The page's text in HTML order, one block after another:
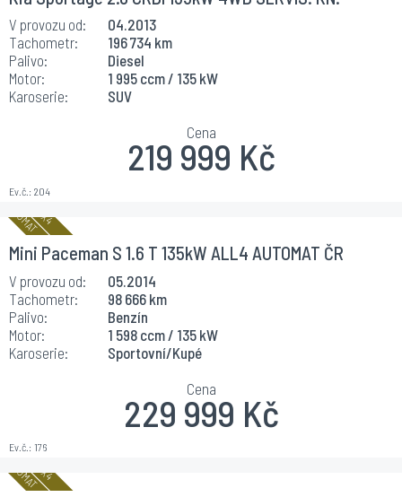
V provozu od:
04.2013
Tachometr:
196 734 km
Palivo:
Diesel
Motor:
1 995 ccm / 135 kW
Karoserie:
SUV
Ev.č.: 204
Cena
219 999 Kč
Mini Paceman S 1.6 T 135kW ALL4 AUTOMAT ČR
V provozu od:
05.2014
Tachometr:
98 666 km
Palivo:
Benzín
Motor:
1 598 ccm / 135 kW
Karoserie:
Sportovní/Kupé
Ev.č.: 176
Cena
229 999 Kč